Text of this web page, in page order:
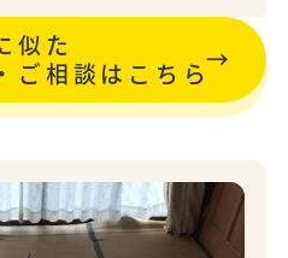
似た
ご相談はこちら